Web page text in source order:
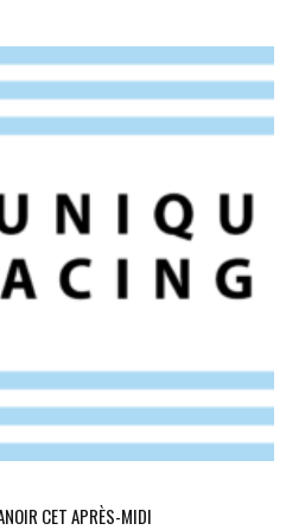
CET APRÈS-MIDI